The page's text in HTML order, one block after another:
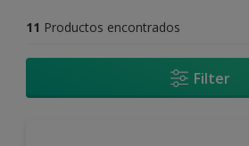
11 Productos encontrados
Filter